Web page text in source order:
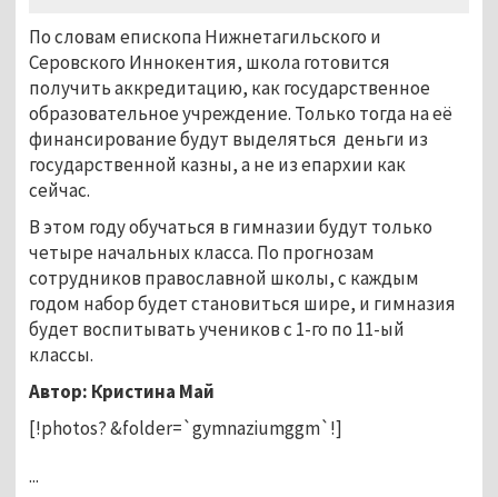
По словам епископа Нижнетагильского и
Серовского Иннокентия, школа готовится
получить аккредитацию, как государственное
образовательное учреждение. Только тогда на её
финансирование будут выделяться деньги из
государственной казны, а не из епархии как
сейчас.
В этом году обучаться в гимназии будут только
четыре начальных класса. По прогнозам
сотрудников православной школы, с каждым
годом набор будет становиться шире, и гимназия
будет воспитывать учеников с 1-го по 11-ый
классы.
Автор: Кристина Май
[!photos? &folder=`gymnaziumggm`!]
...